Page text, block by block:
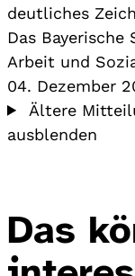
deutliches
Das
Arbeit und
04. Dezember
Ältere
ausblenden
Das